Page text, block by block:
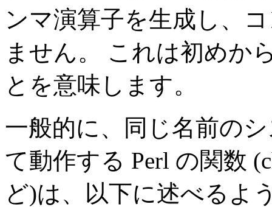
ンマ演算子を生成し、
ません。 これは初めか
とを意味します。
一般的に、同じ名前の
て動作する Perl の関数
ど)は、以下に述べるよ